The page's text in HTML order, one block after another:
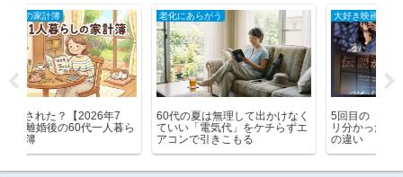
大好き映画
5回目の「マイケル」でハッキ
リ分かったドルビーと通常版と
の違い
ブログの更新頻度を落としてみ
て分かったこと メリットとデ
メリットは？